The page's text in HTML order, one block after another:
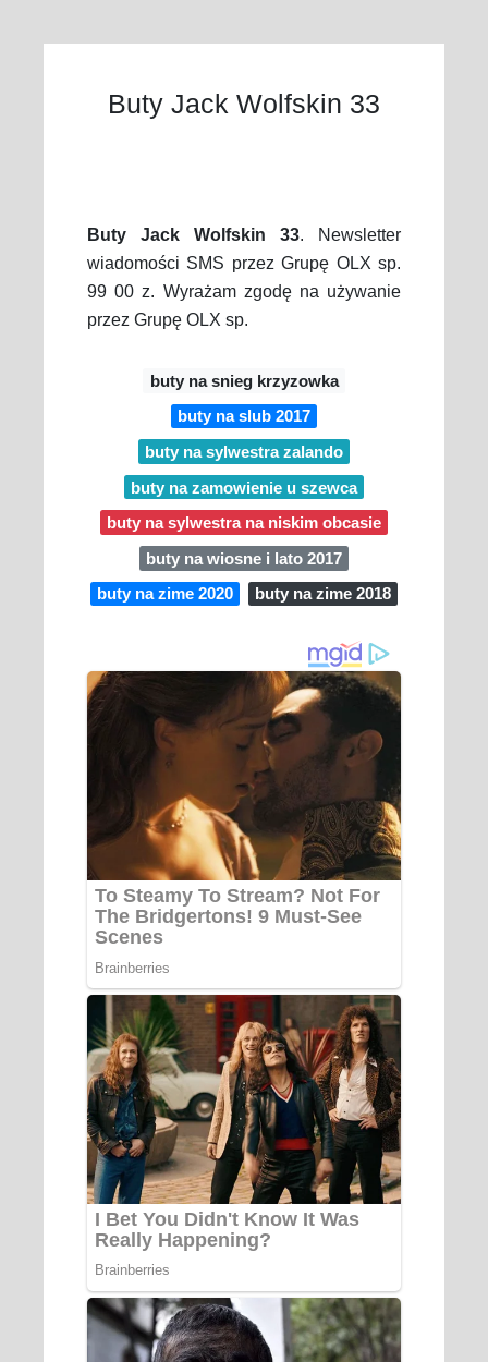
Buty Jack Wolfskin 33
Buty Jack Wolfskin 33. Newsletter
wiadomości SMS przez Grupę OLX sp.
99 00 z. Wyrażam zgodę na używanie
przez Grupę OLX sp.
buty na snieg krzyzowka
buty na slub 2017
buty na sylwestra zalando
buty na zamowienie u szewca
buty na sylwestra na niskim obcasie
buty na wiosne i lato 2017
buty na zime 2020
buty na zime 2018